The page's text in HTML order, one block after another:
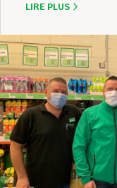
LIRE PLUS